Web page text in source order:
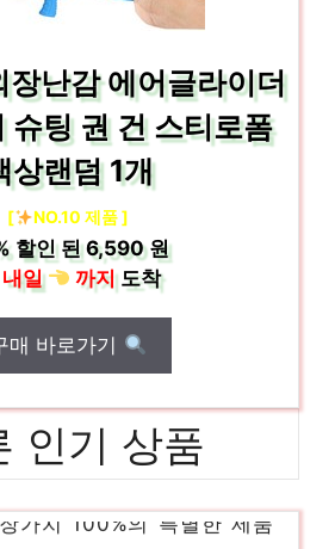
난감 에어글라이더
슈팅 권 건 스티로폼
상랜덤 1개
[ NO.10 제품 ]
할인 된6,590 원
내일
까지도착
매 바로가기
인기 상품
가치 100%의 특별한 제품